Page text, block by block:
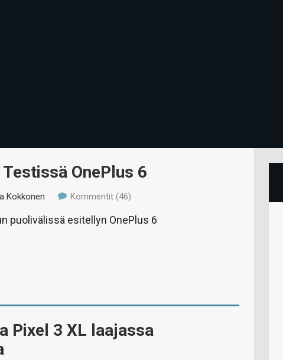
OnePlus 6
Kokkonen Kommentit (46)
puolivälissä esitellyn OnePlus 6
Pixel 3 XL laajassa